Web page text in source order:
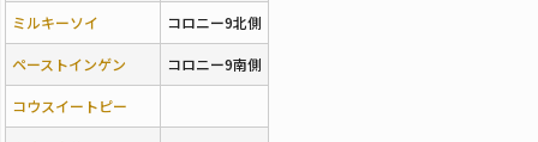
ミルキーソイ コロニー9北側
ペーストインゲン コロニー9南側
コウスイートピー